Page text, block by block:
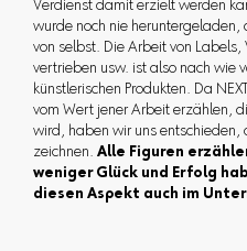
Verdienst damit erzielt werden
wurde noch nie heruntergeladen,
von selbst. Die Arbeit von
vertrieben usw. ist also nach wie
künstlerischen Produkten. Da
vom Wert jener Arbeit erzählen,
wird, haben wir uns entschieden,
zeichnen. Alle Figuren
weniger Glück und Erfolg
diesen Aspekt auch im